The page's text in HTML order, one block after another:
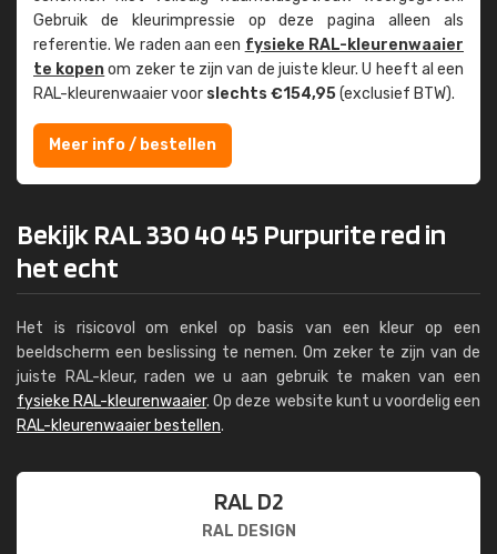
Gebruik de kleur­impressie op deze pagina alleen als
referentie. We raden aan een fysieke RAL-kleuren­waaier
te kopenom zeker te zijn van de juiste kleur. U heeft al een
RAL-kleuren­waaier voor slechts €154,95(exclusief BTW).
Meer info / bestellen
Bekijk RAL 330 40 45 Purpurite red in
het echt
Het is risicovol om enkel op basis van een kleur op een
beeldscherm een beslissing te nemen. Om zeker te zijn van de
juiste RAL-kleur, raden we u aan gebruik te maken van een
fysieke RAL-kleurenwaaier. Op deze website kunt u voordelig een
RAL-kleurenwaaier bestellen.
RAL D2
RAL DESIGN